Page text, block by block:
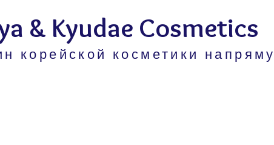
& Kyudae Cosmetics
корейской косметики